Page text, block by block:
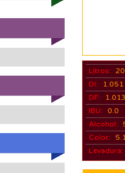
Litros:
DI:
1.051
DF:
1.013
IBU:
0.0
Alcohol:
Color:
Levadura: